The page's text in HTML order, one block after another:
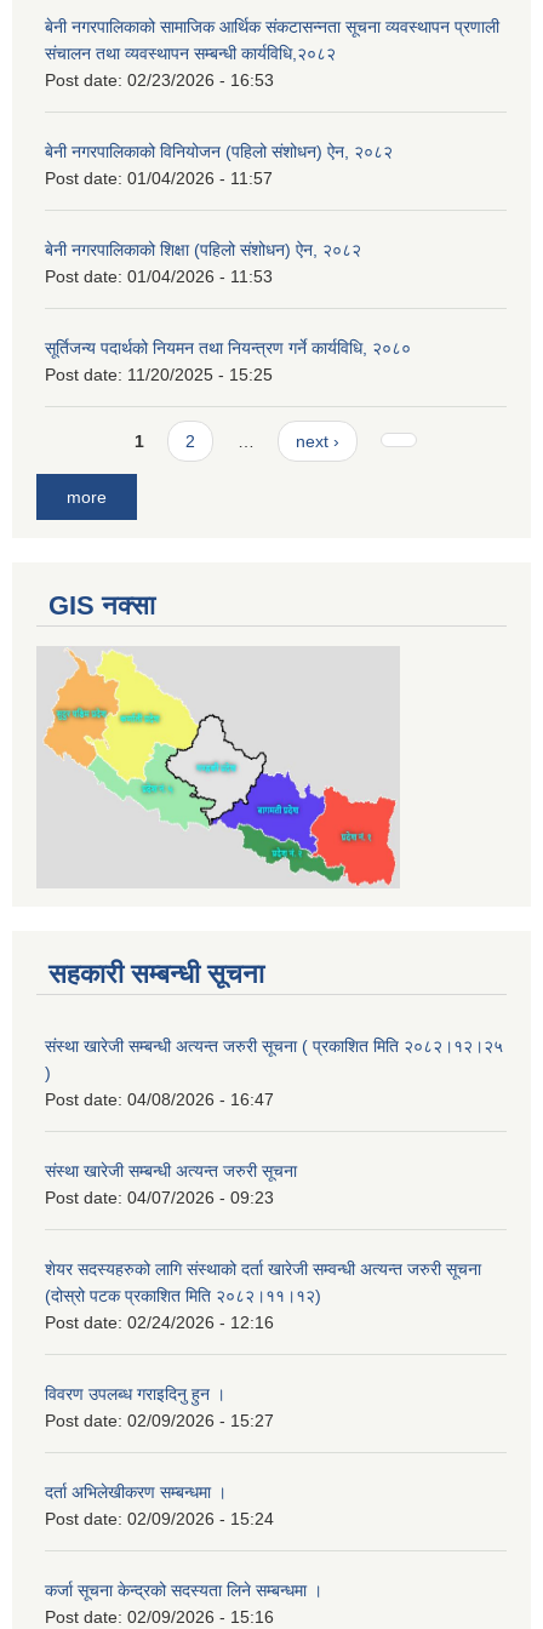
बेनी नगरपालिकाको सामाजिक आर्थिक संकटासन्नता सूचना व्यवस्थापन प्रणाली
संचालन तथा व्यवस्थापन सम्बन्धी कार्यविधि,२०८२
Post date: 02/23/2026 - 16:53
बेनी नगरपालिकाको विनियोजन (पहिलो संशोधन) ऐन, २०८२
Post date: 01/04/2026 - 11:57
बेनी नगरपालिकाको शिक्षा (पहिलो संशोधन) ऐन, २०८२
Post date: 01/04/2026 - 11:53
सूर्तिजन्य पदार्थको नियमन तथा नियन्त्रण गर्ने कार्यविधि, २०८०
Post date: 11/20/2025 - 15:25
Pages1 2 next ›
more
GIS नक्सा
सहकारी सम्बन्धी सूचना
संस्था खारेजी सम्बन्धी अत्यन्त जरुरी सूचना ( प्रकाशित मिति २०८२।१२।२५
)
Post date: 04/08/2026 - 16:47
संस्था खारेजी सम्बन्धी अत्यन्त जरुरी सूचना
Post date: 04/07/2026 - 09:23
शेयर सदस्यहरुको लागि संस्थाको दर्ता खारेजी सम्वन्धी अत्यन्त जरुरी सूचना
(दोस्रो पटक प्रकाशित मिति २०८२।११।१२)
Post date: 02/24/2026 - 12:16
विवरण उपलब्ध गराइदिनु हुन ।
Post date: 02/09/2026 - 15:27
दर्ता अभिलेखीकरण सम्बन्धमा ।
Post date: 02/09/2026 - 15:24
कर्जा सूचना केन्द्रको सदस्यता लिने सम्बन्धमा ।
Post date: 02/09/2026 - 15:16